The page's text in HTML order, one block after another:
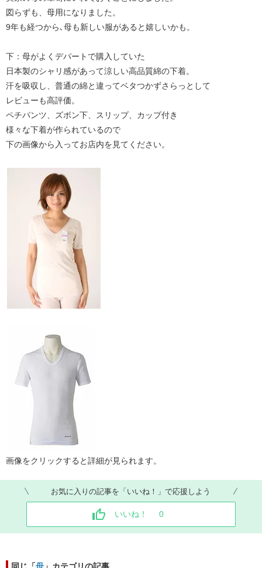
図らずも、母用になりました。
9年も経つから､母も新しい服があると嬉しいかも。
下：母がよくデパートで購入していた
日本製のシャリ感があって涼しい高品質綿の下着。
汗を吸収し、普通の綿と違ってベタつかずさらっとして
レビューも高評価。
ペチパンツ、ズボン下、スリップ、カップ付き
様々な下着が作られているので
下の画像から入ってお店内を見てください。
画像をクリックすると詳細が見られます。
お気に入りの記事を「いいね！」で応援しよう
いいね！ 0
同じ「母 」カテゴリの記事